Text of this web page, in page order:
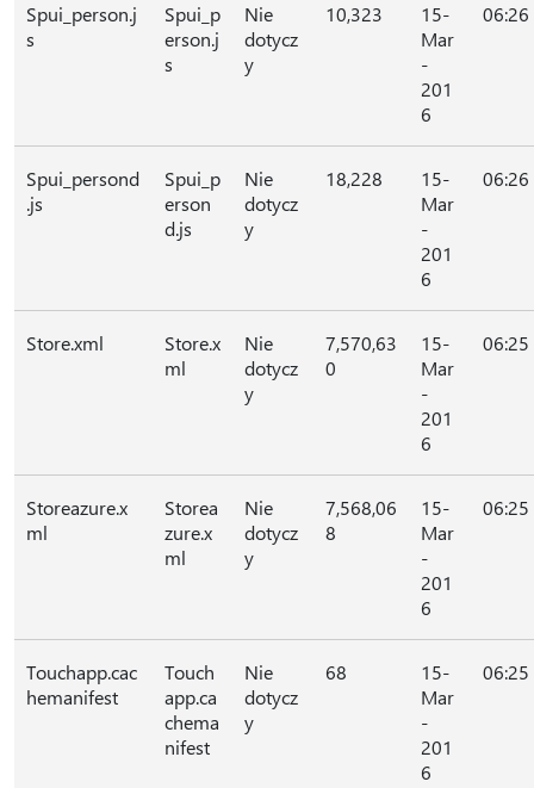
Spui_person.j
s
Spui_p
erson.j
s
Nie
dotycz
y
10,323
15-
Mar
-
201
6
06:26
Spui_persond
.js
Spui_p
erson
d.js
Nie
dotycz
y
18,228
15-
Mar
-
201
6
06:26
Store.xml
Store.x
ml
Nie
dotycz
y
7,570,63
0
15-
Mar
-
201
6
06:25
Storeazure.x
ml
Storea
zure.x
ml
Nie
dotycz
y
7,568,06
8
15-
Mar
-
201
6
06:25
Touchapp.cac
hemanifest
Touch
app.ca
chema
nifest
Nie
dotycz
y
68
15-
Mar
-
201
6
06:25